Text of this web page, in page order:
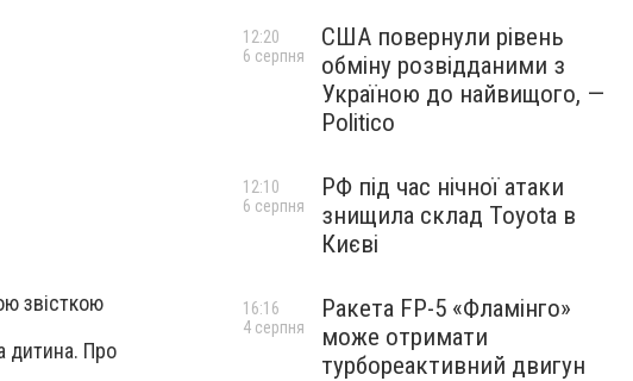
звісткою
дитина. Про
США повернули рівень
обміну розвідданими з
Україною до найвищого, —
Politico
12:20
6 серпня
РФ під час нічної атаки
знищила склад Toyota в
Києві
12:10
6 серпня
Ракета FP-5 «Фламінго»
може отримати
турбореактивний двигун
16:16
4 серпня